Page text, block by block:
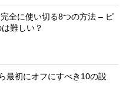
完全に使い切る8つの方法 – ピ
難しい？
最初にオフにすべき10の設